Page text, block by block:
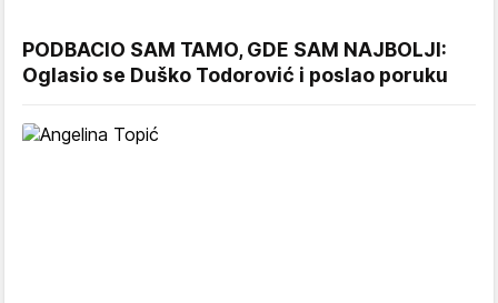
PODBACIO SAM TAMO, GDE SAM NAJBOLJI:
Oglasio se Duško Todorović i poslao poruku